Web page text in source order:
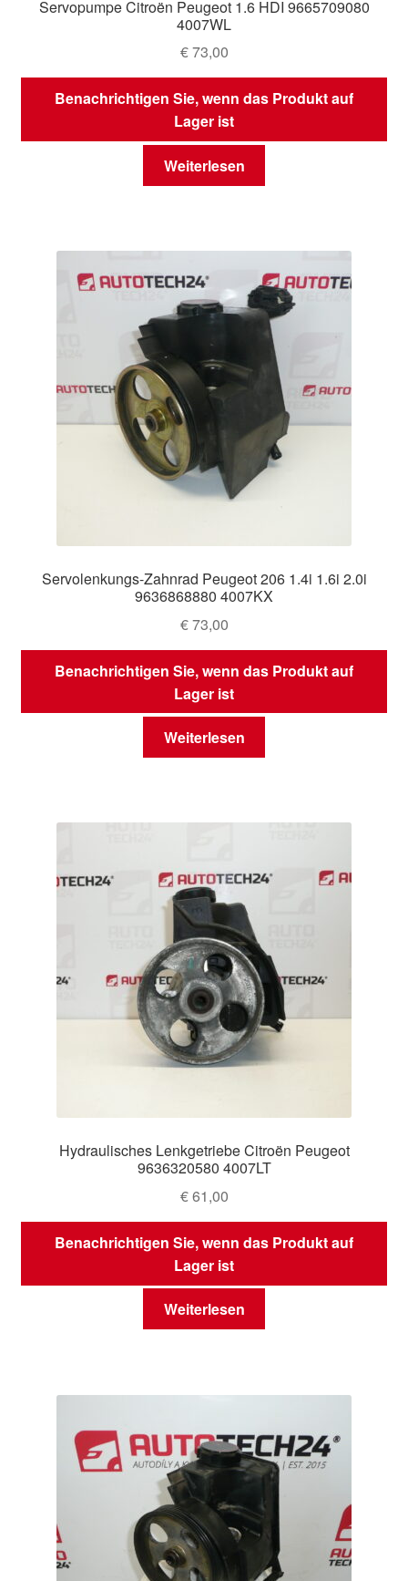
Servopumpe Citroën Peugeot 1.6 HDI 9665709080
4007WL
€73,00
Benachrichtigen Sie, wenn das Produkt auf
Lager ist
Weiterlesen
Servolenkungs-Zahnrad Peugeot 206 1.4i 1.6i 2.0i
9636868880 4007KX
€73,00
Benachrichtigen Sie, wenn das Produkt auf
Lager ist
Weiterlesen
Hydraulisches Lenkgetriebe Citroën Peugeot
9636320580 4007LT
€61,00
Benachrichtigen Sie, wenn das Produkt auf
Lager ist
Weiterlesen